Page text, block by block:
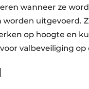
wanneer ze
uitgevoerd.
op hoogte en
valbeveiliging op